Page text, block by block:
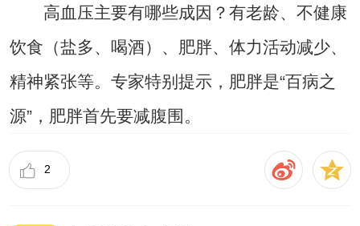
高血压主要有哪些成因？有老龄、不健康
饮食（盐多、喝酒）、肥胖、体力活动减少、
精神紧张等。专家特别提示，肥胖是“百病之
源”，肥胖首先要减腹围。
2